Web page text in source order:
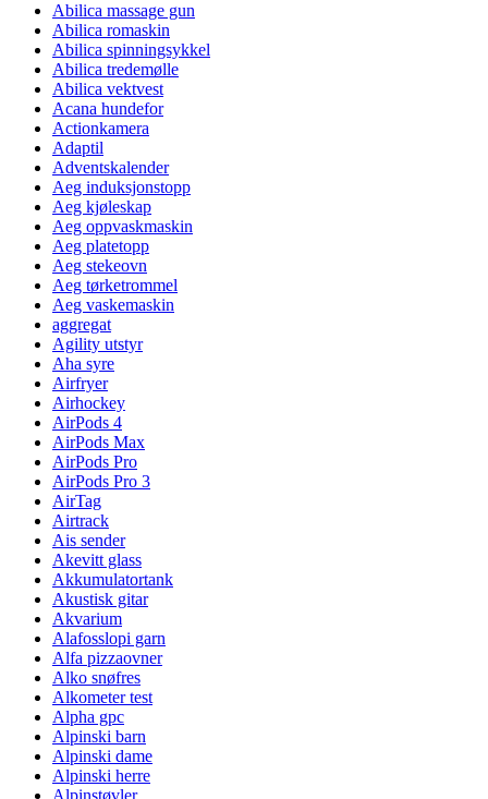
Abilica massage gun
Abilica romaskin
Abilica spinningsykkel
Abilica tredemølle
Abilica vektvest
Acana hundefor
Actionkamera
Adaptil
Adventskalender
Aeg induksjonstopp
Aeg kjøleskap
Aeg oppvaskmaskin
Aeg platetopp
Aeg stekeovn
Aeg tørketrommel
Aeg vaskemaskin
aggregat
Agility utstyr
Aha syre
Airfryer
Airhockey
AirPods 4
AirPods Max
AirPods Pro
AirPods Pro 3
AirTag
Airtrack
Ais sender
Akevitt glass
Akkumulatortank
Akustisk gitar
Akvarium
Alafosslopi garn
Alfa pizzaovner
Alko snøfres
Alkometer test
Alpha gpc
Alpinski barn
Alpinski dame
Alpinski herre
Alpinstøvler